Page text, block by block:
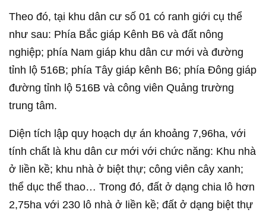
Theo đó, tại khu dân cư số 01 có ranh giới cụ thể
như sau: Phía Bắc giáp Kênh B6 và đất nông
nghiệp; phía Nam giáp khu dân cư mới và đường
tỉnh lộ 516B; phía Tây giáp kênh B6; phía Đông giáp
đường tỉnh lộ 516B và công viên Quảng trường
trung tâm.
Diện tích lập quy hoạch dự án khoảng 7,96ha, với
tính chất là khu dân cư mới với chức năng: Khu nhà
ở liền kề; khu nhà ở biệt thự; công viên cây xanh;
thể dục thể thao… Trong đó, đất ở dạng chia lô hơn
2,75ha với 230 lô nhà ở liền kề; đất ở dạng biệt thự